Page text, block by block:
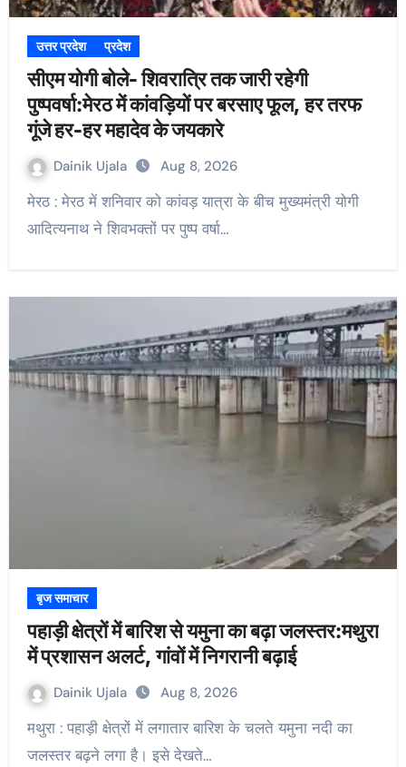
उत्तर प्रदेश प्रदेश
सीएम योगी बोले- शिवरात्रि तक जारी रहेगी
पुष्पवर्षा:मेरठ में कांवड़ियों पर बरसाए फूल, हर तरफ
गूंजे हर-हर महादेव के जयकारे
Dainik Ujala Aug 8, 2026
मेरठ : मेरठ में शनिवार को कांवड़ यात्रा के बीच मुख्यमंत्री योगी
आदित्यनाथ ने शिवभक्तों पर पुष्प वर्षा…
बृज समाचार
पहाड़ी क्षेत्रों में बारिश से यमुना का बढ़ा जलस्तर:मथुरा
में प्रशासन अलर्ट, गांवों में निगरानी बढ़ाई
Dainik Ujala Aug 8, 2026
मथुरा : पहाड़ी क्षेत्रों में लगातार बारिश के चलते यमुना नदी का
जलस्तर बढ़ने लगा है। इसे देखते…